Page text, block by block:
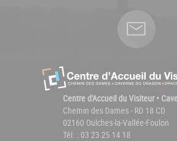
Centre d'Accueil du Visiteur •
Chemin des Dames - RD 18 CD
02160 Oulches-la-Vallée-Foulon
Tél. : 03 23 25 14 18